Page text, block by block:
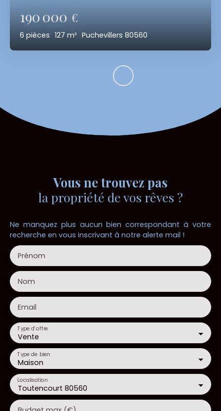
190 000€
6 pièces 127 m² Puchevillers 80560
Vous ne trouvez pas
la propriété de vos rêves ?
Ne manquez plus aucun bien correspondant à votre
recherche en vous inscrivant à notre alerte mail !
Prénom
Nom
Email
Vente
Type d'offre
Maison
Type de bien
Toutencourt 80560
Localisation